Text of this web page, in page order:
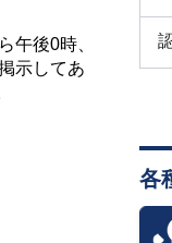
午後0時、
示してあ
各